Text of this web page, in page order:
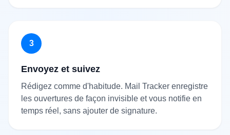
3
Envoyez et suivez
Rédigez comme d'habitude. Mail Tracker enregistre
les ouvertures de façon invisible et vous notifie en
temps réel, sans ajouter de signature.